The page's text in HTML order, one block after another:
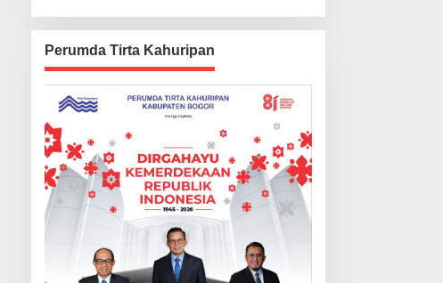
Perumda Tirta Kahuripan